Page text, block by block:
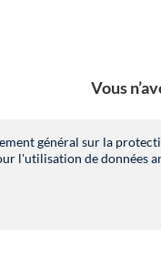
général sur la
l'utilisation de données
Vous